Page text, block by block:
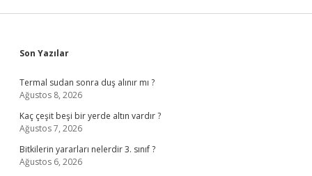
Sidebar
Son Yazılar
Termal sudan sonra duş alınır mı ?
Ağustos 8, 2026
Kaç çeşit beşi bir yerde altın vardır ?
Ağustos 7, 2026
Bitkilerin yararları nelerdir 3. sınıf ?
Ağustos 6, 2026